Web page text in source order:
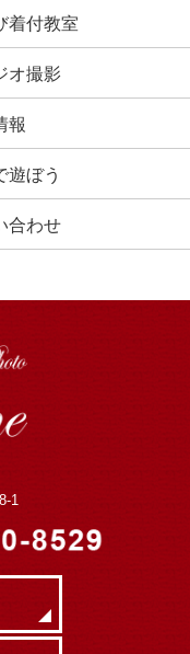
着付教室
オ撮影
報
遊ぼう
合わせ
1